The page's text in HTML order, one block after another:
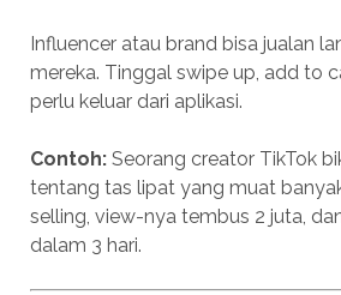
Influencer atau brand bisa jualan
mereka. Tinggal swipe up, add to
perlu keluar dari aplikasi.
Contoh:Seorang creator TikTok
tentang tas lipat yang muat
selling, view-nya tembus 2 juta,
dalam 3 hari.